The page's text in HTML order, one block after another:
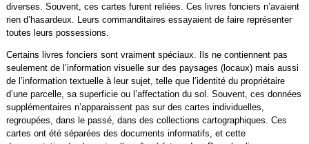
diverses. Souvent, ces cartes furent reliées. Ces livres fonciers n’avaient
rien d’hasardeux. Leurs commanditaires essayaient de faire représenter
toutes leurs possessions.
Certains livres fonciers sont vraiment spéciaux. Ils ne contiennent pas
seulement de l’information visuelle sur des paysages (locaux) mais aussi
de l’information textuelle à leur sujet, telle que l’identité du propriétaire
d’une parcelle, sa superficie ou l’affectation du sol. Souvent, ces données
supplémentaires n’apparaissent pas sur des cartes individuelles,
regroupées, dans le passé, dans des collections cartographiques. Ces
cartes ont été séparées des documents informatifs, et cette